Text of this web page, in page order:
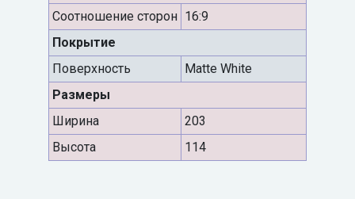
Cоотношение сторон 16:9
Покрытие
Поверхность
Matte White
Размеры
Ширина
203
Высота
114